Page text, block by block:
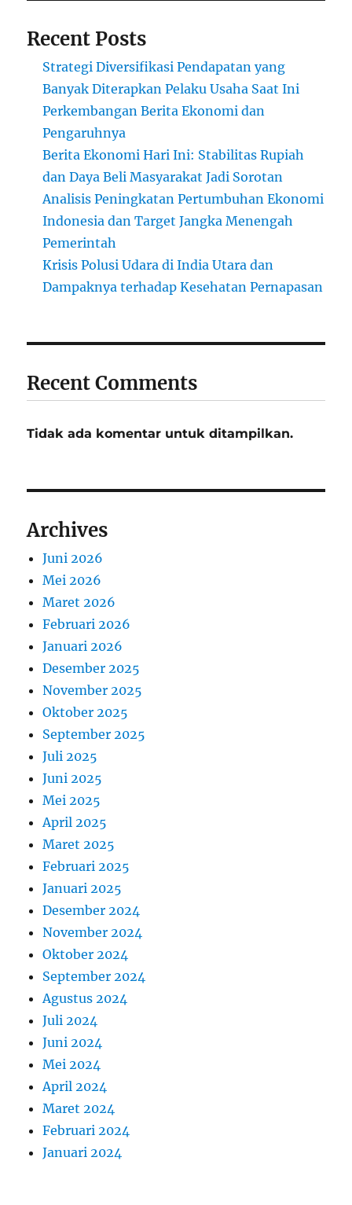
Recent Posts
Strategi Diversifikasi Pendapatan yang
Banyak Diterapkan Pelaku Usaha Saat Ini
Perkembangan Berita Ekonomi dan
Pengaruhnya
Berita Ekonomi Hari Ini: Stabilitas Rupiah
dan Daya Beli Masyarakat Jadi Sorotan
Analisis Peningkatan Pertumbuhan Ekonomi
Indonesia dan Target Jangka Menengah
Pemerintah
Krisis Polusi Udara di India Utara dan
Dampaknya terhadap Kesehatan Pernapasan
Recent Comments
Tidak ada komentar untuk ditampilkan.
Archives
Juni 2026
Mei 2026
Maret 2026
Februari 2026
Januari 2026
Desember 2025
November 2025
Oktober 2025
September 2025
Juli 2025
Juni 2025
Mei 2025
April 2025
Maret 2025
Februari 2025
Januari 2025
Desember 2024
November 2024
Oktober 2024
September 2024
Agustus 2024
Juli 2024
Juni 2024
Mei 2024
April 2024
Maret 2024
Februari 2024
Januari 2024